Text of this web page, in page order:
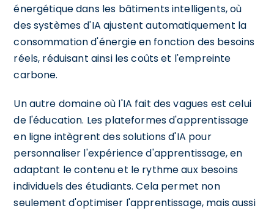
énergétique dans les bâtiments intelligents, où
des systèmes d'IA ajustent automatiquement la
consommation d'énergie en fonction des besoins
réels, réduisant ainsi les coûts et l'empreinte
carbone.
Un autre domaine où l'IA fait des vagues est celui
de l'éducation. Les plateformes d'apprentissage
en ligne intègrent des solutions d'IA pour
personnaliser l'expérience d'apprentissage, en
adaptant le contenu et le rythme aux besoins
individuels des étudiants. Cela permet non
seulement d'optimiser l'apprentissage, mais aussi